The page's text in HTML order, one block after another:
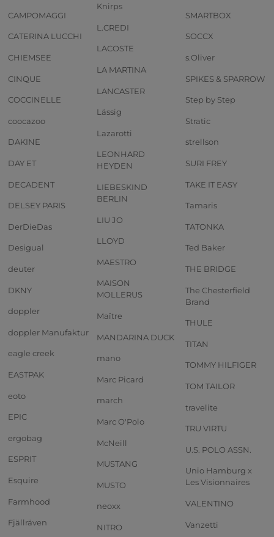
CAMPOMAGGI
CATERINA LUCCHI
CHIEMSEE
CINQUE
COCCINELLE
coocazoo
DAKINE
DAY ET
DECADENT
DELSEY PARIS
DerDieDas
Desigual
deuter
DKNY
doppler
doppler Manufaktur
eagle creek
EASTPAK
eoto
EPIC
ergobag
ESPRIT
Esquire
Farmhood
Fjällräven
Knirps
L.CREDI
LACOSTE
LA MARTINA
LANCASTER
Lässig
Lazarotti
LEONHARD
HEYDEN
LIEBESKIND
BERLIN
LIU JO
LLOYD
MAESTRO
MAISON
MOLLERUS
Maître
MANDARINA DUCK
mano
Marc Picard
march
Marc O'Polo
McNeill
MUSTANG
MUSTO
neoxx
NITRO
SMARTBOX
SOCCX
s.Oliver
SPIKES & SPARROW
Step by Step
Stratic
strellson
SURI FREY
TAKE IT EASY
Tamaris
TATONKA
Ted Baker
THE BRIDGE
The Chesterfield
Brand
THULE
TITAN
TOMMY HILFIGER
TOM TAILOR
travelite
TRU VIRTU
U.S. POLO ASSN.
Unio Hamburg x
Les Visionnaires
VALENTINO
Vanzetti